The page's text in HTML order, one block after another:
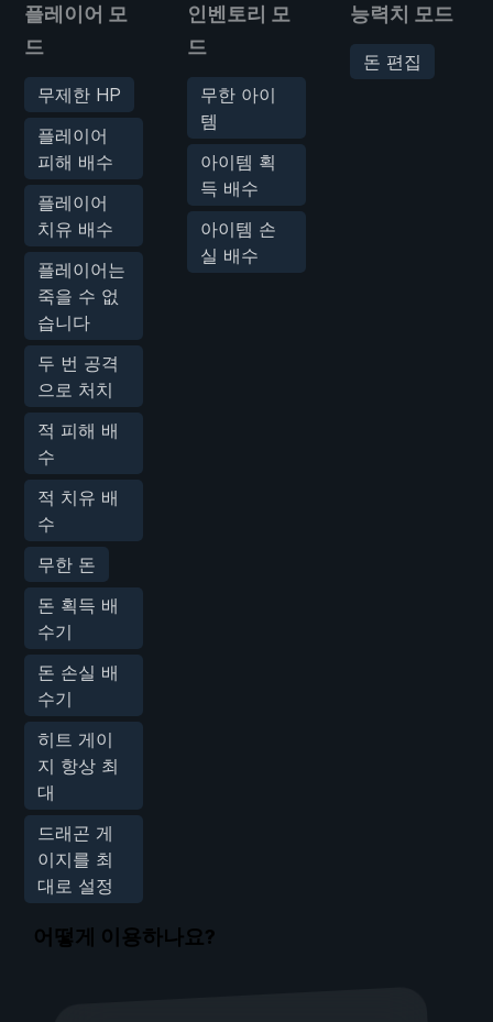
플레이어 모
드
무제한 HP
플레이어
피해 배수
플레이어
치유 배수
플레이어는
죽을 수 없
습니다
두 번 공격
으로 처치
적 피해 배
수
적 치유 배
수
무한 돈
돈 획득 배
수기
돈 손실 배
수기
히트 게이
지 항상 최
대
드래곤 게
이지를 최
대로 설정
인벤토리 모
드
무한 아이
템
아이템 획
득 배수
아이템 손
실 배수
능력치 모드
돈 편집
어떻게 이용하나요?